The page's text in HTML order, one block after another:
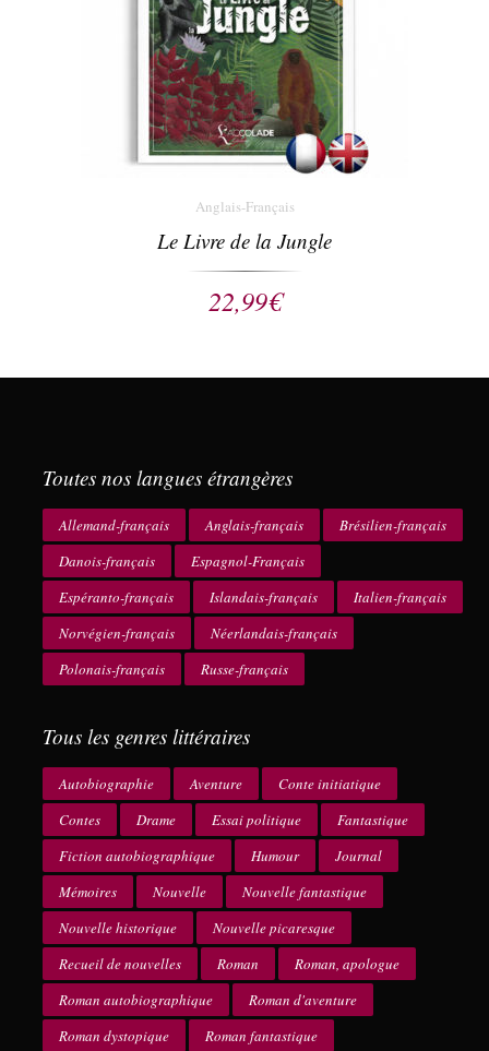
Anglais-Français
Le Livre de la Jungle
22,99€
Toutes nos langues étrangères
Allemand-français Anglais-français
Brésilien-français
Danois-français
Espagnol-Français
Espéranto-français
Islandais-français
Italien-français
Norvégien-français
Néerlandais-français
Polonais-français
Russe-français
Tous les genres littéraires
Autobiographie Aventure
Conte initiatique
Contes
Drame Essai politique
Fantastique
Fiction autobiographique
Humour
Journal
Mémoires
Nouvelle
Nouvelle fantastique
Nouvelle historique
Nouvelle picaresque
Recueil de nouvelles
Roman
Roman, apologue
Roman autobiographique
Roman d'aventure
Roman dystopique
Roman fantastique